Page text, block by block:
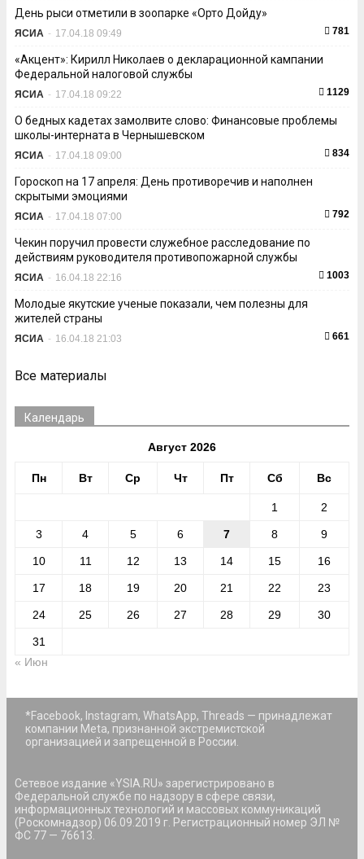
День рыси отметили в зоопарке «Орто Дойду»
ЯСИА - 17.04.18 09:49 781
«Акцент»: Кирилл Николаев о декларационной кампании
Федеральной налоговой службы
ЯСИА - 17.04.18 09:22 1129
О бедных кадетах замолвите слово: Финансовые проблемы
школы-интерната в Чернышевском
ЯСИА - 17.04.18 09:00 834
Гороскоп на 17 апреля: День противоречив и наполнен
скрытыми эмоциями
ЯСИА - 17.04.18 07:00 792
Чекин поручил провести служебное расследование по
действиям руководителя противопожарной службы
ЯСИА - 16.04.18 22:16 1003
Молодые якутские ученые показали, чем полезны для
жителей страны
ЯСИА - 16.04.18 21:03 661
Все материалы
Календарь
Август 2026
Пн Вт Ср Чт Пт Сб Вс
1 2
3 4 5 6 7 8 9
10 11 12 13 14 15 16
17 18 19 20 21 22 23
24 25 26 27 28 29 30
31
« Июн
*Facebook, Instagram, WhatsApp, Threads — принадлежат
компании Meta, признанной экстремистской
организацией и запрещенной в России.
Сетевое издание «YSIA.RU» зарегистрировано в
Федеральной службе по надзору в сфере связи,
информационных технологий и массовых коммуникаций
(Роскомнадзор) 06.09.2019 г. Регистрационный номер ЭЛ №
ФС 77 — 76613.